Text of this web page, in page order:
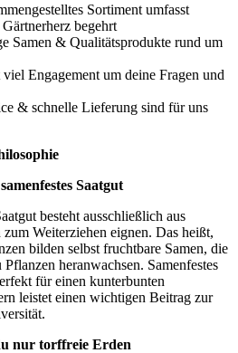
Sortiment umfasst
begehrt
Samen & Qualitätsprodukte rund um
Engagement um deine Fragen und
& schnelle Lieferung sind für uns
Saatgut
besteht ausschließlich aus
Weiterziehen eignen. Das heißt,
bilden selbst fruchtbare Samen, die
heranwachsen. Samenfestes
für einen kunterbunten
leistet einen wichtigen Beitrag zur
nur torffreie Erden